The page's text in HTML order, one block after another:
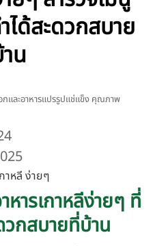
ด้สะดวกสบาย
น
และอาหารแปรรูปแช่แข็ง คุณภาพ
หารเกาหลีง่ายๆ ที่
กสบายที่บ้าน